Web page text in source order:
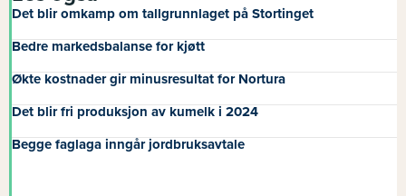
Det blir omkamp om tallgrunnlaget på Stortinget
Bedre markedsbalanse for kjøtt
Økte kostnader gir minusresultat for Nortura
Det blir fri produksjon av kumelk i 2024
Begge faglaga inngår jordbruksavtale